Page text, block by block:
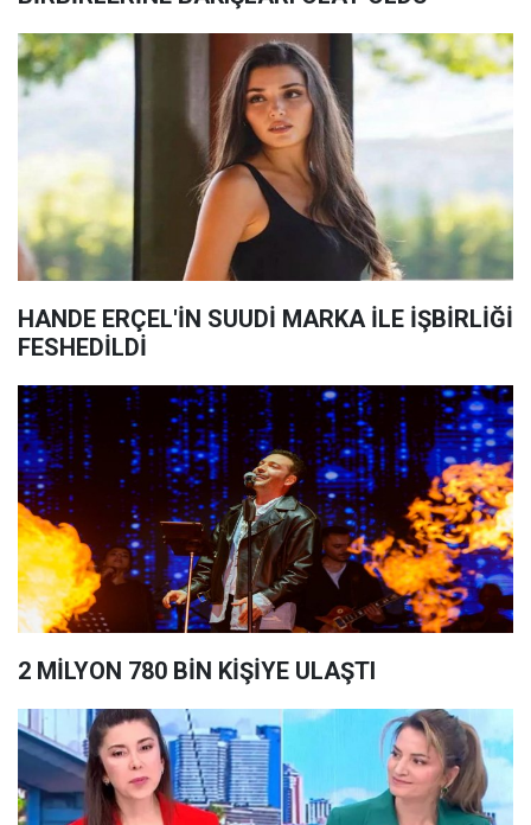
HANDE ERÇEL'İN SUUDİ MARKA İLE İŞBİRLİĞİ
FESHEDİLDİ
2 MİLYON 780 BİN KİŞİYE ULAŞTI